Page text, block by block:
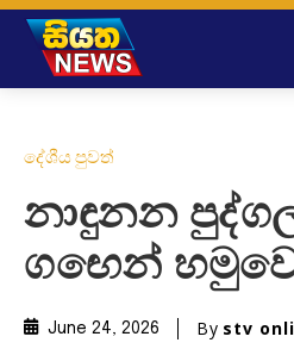
දේශීය පුවත්
නාඳුනන
ගඟෙන්
June 24, 2026 By stv